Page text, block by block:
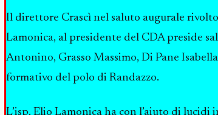
Il direttore Crascì nel saluto augurale
Lamonica, al presidente del CDA preside
Antonino, Grasso Massimo, Di Pane
formativo del polo di Randazzo.
L’isp. Elio Lamonica ha con l’aiuto di